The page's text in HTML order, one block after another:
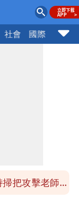
社會 國際 財經
生推動閱讀
掃把攻擊老師